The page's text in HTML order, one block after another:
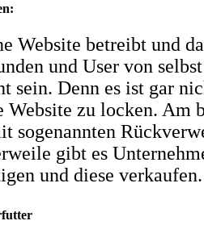
Website betreibt und
und User von
sein. Denn es ist gar
Website zu locken. Am
sogenannten
gibt es
und diese